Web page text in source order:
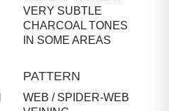
VERY SUBTLE
CHARCOAL TONES
IN SOME AREAS
PATTERN
WEB / SPIDER-WEB